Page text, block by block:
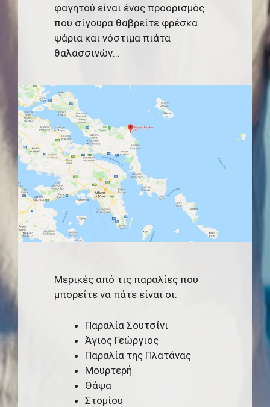
φαγητού είναι ένας προορισμός
που σίγουρα θαβρείτε φρέσκα
ψάρια και νόστιμα πιάτα
θαλασσινών…
Μερικές από τις παραλίες που
μπορείτε να πάτε είναι οι:
Παραλία Σουτσίνι
Άγιος Γεώργιος
Παραλία της Πλατάνας
Μουρτερή
Θάψα
Στομίου